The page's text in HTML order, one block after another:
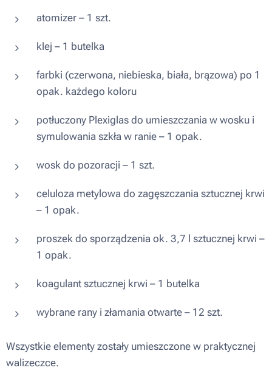
atomizer – 1 szt.
klej – 1 butelka
farbki (czerwona, niebieska, biała, brązowa) po 1
opak. każdego koloru
potłuczony Plexiglas do umieszczania w wosku i
symulowania szkła w ranie – 1 opak.
wosk do pozoracji – 1 szt.
celuloza metylowa do zagęszczania sztucznej krwi
– 1 opak.
proszek do sporządzenia ok. 3,7 l sztucznej krwi –
1 opak.
koagulant sztucznej krwi – 1 butelka
wybrane rany i złamania otwarte – 12 szt.
Wszystkie elementy zostały umieszczone w praktycznej
walizeczce.